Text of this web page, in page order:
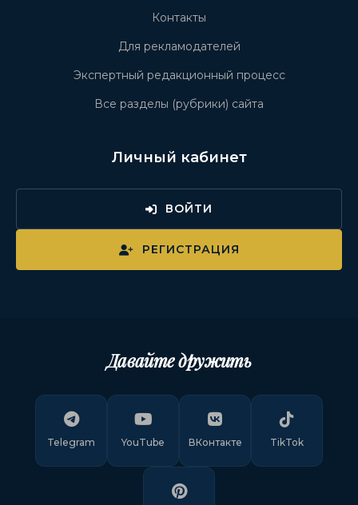
Контакты
Для рекламодателей
Экспертный редакционный процесс
Все разделы (рубрики) сайта
Личный кабинет
ВОЙТИ
РЕГИСТРАЦИЯ
Давайте дружить
Telegram YouTube ВКонтакте TikTok